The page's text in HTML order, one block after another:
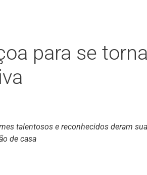
para se
talentosos e reconhecidos deram sua
de casa